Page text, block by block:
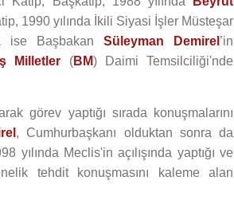
1990 yılında İkili Siyasi İşler Müsteşar
ise Başbakan Süleyman Demirel ’in
Milletler (BM) Daimi Temsilciliği'nde
görev yaptığı sırada konuşmalarını
, Cumhurbaşkanı olduktan sonra da
yılında Meclis'in açılışında yaptığı ve
tehdit konuşmasını kaleme alan